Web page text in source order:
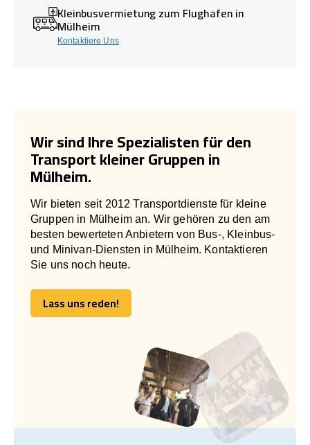
Kleinbusvermietung zum Flughafen in
Mülheim
Kontaktiere Uns
Wir sind Ihre Spezialisten für den
Transport kleiner Gruppen in
Mülheim.
Wir bieten seit 2012 Transportdienste für kleine
Gruppen in Mülheim an. Wir gehören zu den am
besten bewerteten Anbietern von Bus-, Kleinbus-
und Minivan-Diensten in Mülheim. Kontaktieren
Sie uns noch heute.
Lass uns reden!
Lass uns reden!